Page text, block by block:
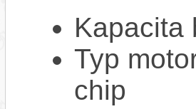
Kapacita
Typ
chip